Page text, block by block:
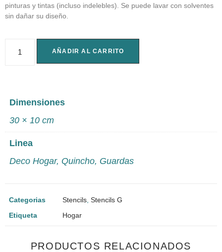
pinturas y tintas (incluso indelebles). Se puede lavar con solventes
sin dañar su diseño.
AÑADIR AL CARRITO
Dimensiones
30 × 10 cm
Linea
Deco Hogar, Quincho, Guardas
Categorias Stencils Stencils G
Etiqueta
Hogar
PRODUCTOS RELACIONADOS